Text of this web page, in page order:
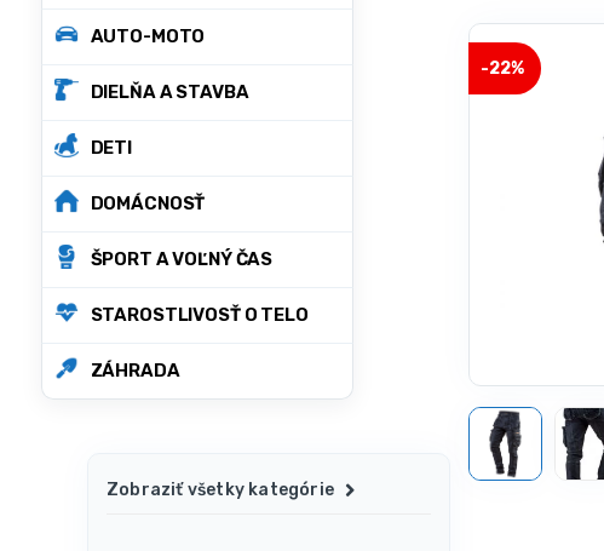
AUTO-MOTO
DIELŇA A STAVBA
DETI
DOMÁCNOSŤ
ŠPORT A VOĽNÝ ČAS
STAROSTLIVOSŤ O TELO
ZÁHRADA
-22%
Zobraziť všetky kategórie